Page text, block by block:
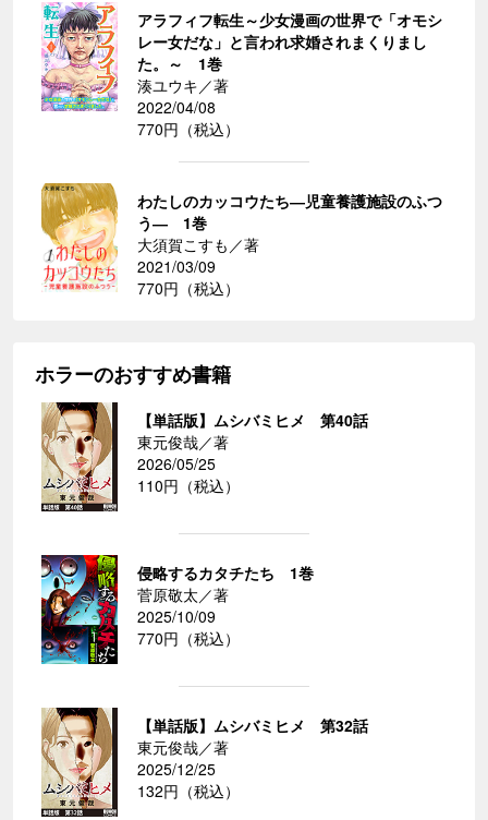
アラフィフ転生～少女漫画の世界で「オモシ
レー女だな」と言われ求婚されまくりまし
た。～ 1巻
湊ユウキ／著
2022/04/08
770円（税込）
わたしのカッコウたち―児童養護施設のふつ
う― 1巻
大須賀こすも／著
2021/03/09
770円（税込）
ホラーのおすすめ書籍
【単話版】ムシバミヒメ 第40話
東元俊哉／著
2026/05/25
110円（税込）
侵略するカタチたち 1巻
菅原敬太／著
2025/10/09
770円（税込）
【単話版】ムシバミヒメ 第32話
東元俊哉／著
2025/12/25
132円（税込）